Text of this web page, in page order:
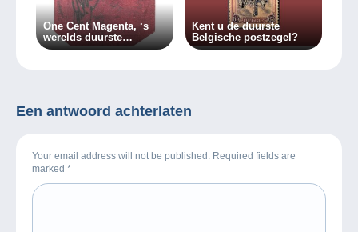
One Cent Magenta, ‘s
werelds duurste
postzegel…
Kent u de duurste
Belgische postzegel?
Een antwoord achterlaten
Your email address will not be published. Required fields are
marked *